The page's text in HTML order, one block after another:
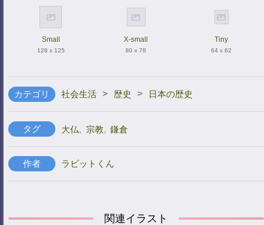
Small
128 x 125
X-small
80 x 78
Tiny
64 x 62
カテゴリ 社会生活 > 歴史 > 日本の歴史
タグ 大仏, 宗教, 鎌倉
作者 ラビットくん
関連イラスト